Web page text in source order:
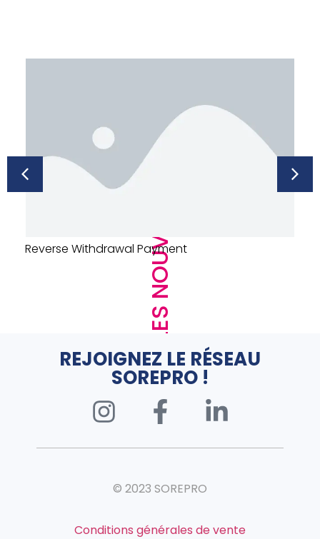
LES NOUVEAUTÉS
URINOIR DECLENCHEMENT AUTO – PRESTO –
SENSAO – ALUMINIUM
REJOIGNEZ LE RÉSEAU
SOREPRO !
© 2023 SOREPRO
Conditions générales de vente